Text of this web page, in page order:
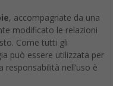
, accompagnate da una
modificato le relazioni
Come tutti gli
può essere utilizzata per
nell’uso è